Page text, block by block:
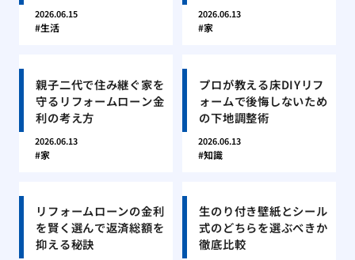
2026.06.15
生活
2026.06.13
家
親子二代で住み継ぐ家を
守るリフォームローン金
利の考え方
2026.06.13
家
プロが教える床DIYリフ
ォームで後悔しないため
の下地調整術
2026.06.13
知識
リフォームローンの金利
を賢く選んで返済総額を
抑える秘訣
生のり付き壁紙とシール
式のどちらを選ぶべきか
徹底比較